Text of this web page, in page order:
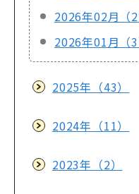
2026年02月（2
2026年01月（3
2025年（43）
2024年（11）
2023年（2）